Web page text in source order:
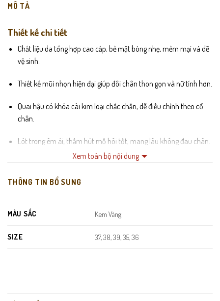
MÔ TẢ
Thiết kế chi tiết
Chất liệu da tổng hợp cao cấp, bề mặt bóng nhẹ, mềm mại và dễ
vệ sinh.
Thiết kế mũi nhọn hiện đại giúp đôi chân thon gọn và nữ tính hơn.
Quai hậu có khóa cài kim loại chắc chắn, dễ điều chỉnh theo cổ
chân.
Lót trong êm ái, thấm hút mồ hôi tốt, mang lâu không đau chân.
Gót cao dáng trụ thanh mảnh, tạo dáng đứng vững vàng và cân
đối.
Xem toàn bộ nội dung
THÔNG TIN BỔ SUNG
MÀU SẮC Kem Vàng
SIZE 37, 38, 39, 35, 36